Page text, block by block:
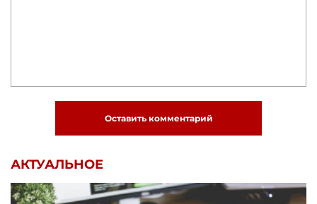
Оставить комментарий
АКТУАЛЬНОЕ